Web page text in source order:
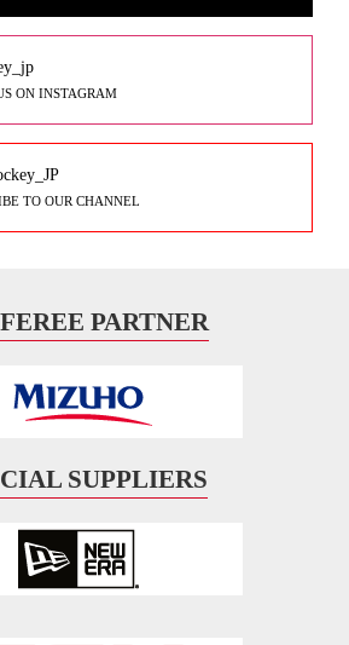
ON INSTAGRAM
TO OUR CHANNEL
PARTNER
SUPPLIERS